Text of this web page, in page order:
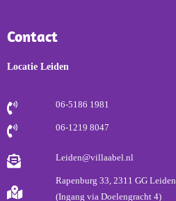
Contact
Locatie Leiden
06-5186 1981
06-1219 8047
Leiden@villaabel.nl
Rapenburg 33, 2311 GG Leiden
(Ingang via Doelengracht 4)